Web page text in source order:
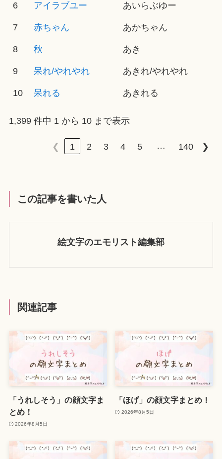
6 アイラブユー あいらぶゆー
7 赤ちゃん あかちゃん
8 秋 あき
9 呆れ/やれやれ あきれ/やれやれ
10 呆れる あきれる
1,399 件中 1 から 10 まで表示
❮ 1 2 3 4 5 … 140 ❯
この記事を書いた人
絵文字のエモリスト編集部
関連記事
「うれしそう」の顔文字ま
とめ！
2026年8月5日
「ほげ」の顔文字まとめ！
2026年8月5日